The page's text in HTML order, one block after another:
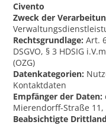
Civento
Zweck der
Rechtsgrundlage: Art.
DSGVO, § 3 HDSIG
(OZG)
Datenkategorien:
Kontaktdaten
Empfänger der Daten:
Mierendorff-Straße 11,
Beabsichtigte